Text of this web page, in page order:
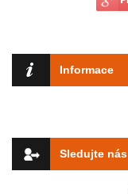
Informace
Sledujte nás